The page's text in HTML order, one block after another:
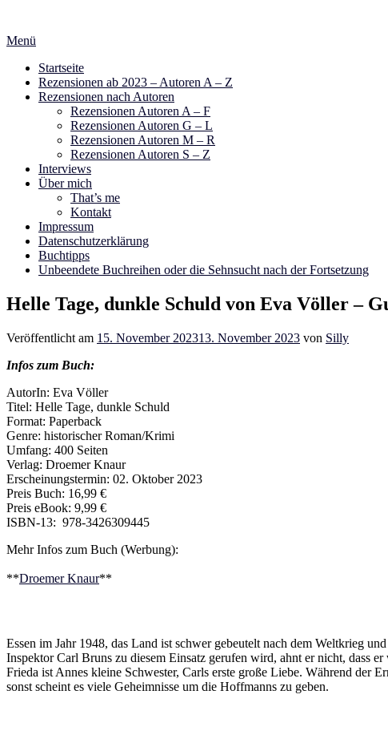
springen
Menü
Startseite
Rezensionen ab 2023 – Autoren A – Z
Rezensionen nach Autoren
Rezensionen Autoren A – F
Rezensionen Autoren G – L
Rezensionen Autoren M – R
Rezensionen Autoren S – Z
Interviews
Über mich
That’s me
Kontakt
Impressum
Datenschutzerklärung
Buchtipps
Unbeendete Buchreihen oder die Sehnsucht nach der Fortsetzung
Helle Tage, dunkle Schuld von Eva Völler –
Veröffentlicht am 15. November 202313. November 2023 von Silly
Infos zum Buch:
AutorIn: Eva Völler
Titel: Helle Tage, dunkle Schuld
Format: Paperback
Genre: historischer Roman/Krimi
Umfang: 400 Seiten
Verlag: Droemer Knaur
Erscheinungstermin: 02. Oktober 2023
Preis Buch: 16,99 €
Preis eBook: 9,99 €
ISBN-13: ‎ 978-3426309445
Mehr Infos zum Buch (Werbung):
**Droemer Knaur**
Essen im Jahr 1948, das Land ist schwer gebeutelt nach dem Weltkrieg
Inspektor Carl Bruns zu diesem Einsatz gerufen wird, ahnt er nicht, dass
Frieda ist Annes kleine Schwester, Carls erste große Liebe. Während der
sonst scheint es viele Geheimnisse um die Hoffmanns zu geben.